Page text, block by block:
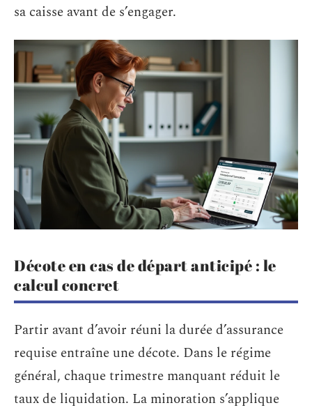
sa caisse avant de s’engager.
Décote en cas de départ anticipé : le
calcul concret
Partir avant d’avoir réuni la durée d’assurance
requise entraîne une décote. Dans le régime
général, chaque trimestre manquant réduit le
taux de liquidation. La minoration s’applique